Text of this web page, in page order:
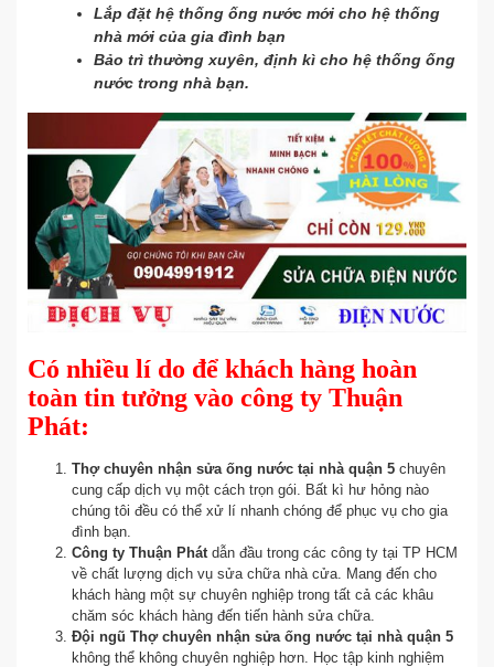
Lắp đặt hệ thống ống nước mới cho hệ thống
nhà mới của gia đình bạn
Bảo trì thường xuyên, định kì cho hệ thống ống
nước trong nhà bạn.
Có nhiều lí do để khách hàng hoàn
toàn tin tưởng vào công ty Thuận
Phát:
Thợ chuyên nhận sửa ống nước tại nhà quận 5 chuyên
cung cấp dịch vụ một cách trọn gói. Bất kì hư hỏng nào
chúng tôi đều có thể xử lí nhanh chóng để phục vụ cho gia
đình bạn.
Công ty Thuận Phát dẫn đầu trong các công ty tại TP HCM
về chất lượng dịch vụ sửa chữa nhà cửa. Mang đến cho
khách hàng một sự chuyên nghiệp trong tất cả các khâu
chăm sóc khách hàng đến tiến hành sửa chữa.
Đội ngũ Thợ chuyên nhận sửa ống nước tại nhà quận 5
không thể không chuyên nghiệp hơn. Học tập kinh nghiệm